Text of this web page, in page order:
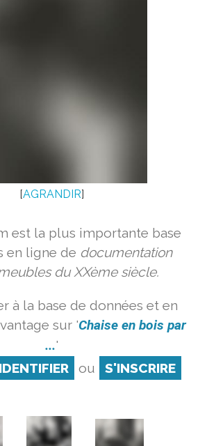
[AGRANDIR]
est la plus importante base
en ligne de documentation
du XXème siècle.
à la base de données et en
sur 'Chaise en bois par
...'
ou S'INSCRIRE